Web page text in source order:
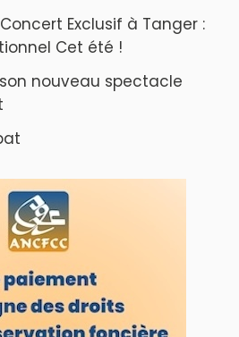
Exclusif à Tanger :
Cet été !
son nouveau spectacle